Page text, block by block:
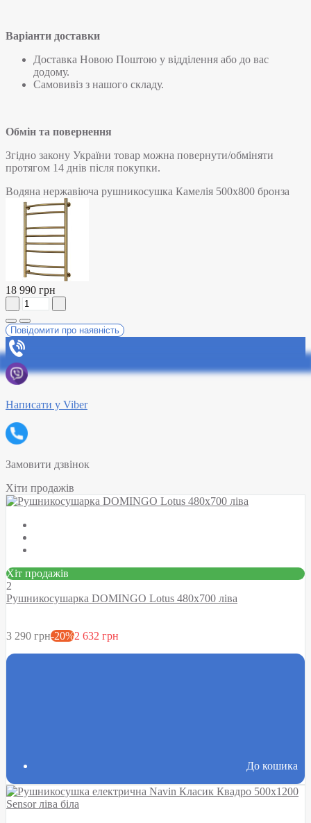
Варіанти доставки
Доставка Новою Поштою у відділення або до вас
додому.
Самовивіз з нашого складу.
Обмін та повернення
Згідно закону України товар можна повернути/обміняти
протягом 14 днів після покупки.
Водяна нержавіюча рушникосушка Камелія 500х800 бронза
18 990 грн
Повідомити про наявність
Написати у Viber
Замовити дзвінок
Хіти продажів
Хіт продажів
2
Рушникосушарка DOMINGO Lotus 480х700 ліва
3 290 грн-20%2 632 грн
До кошика